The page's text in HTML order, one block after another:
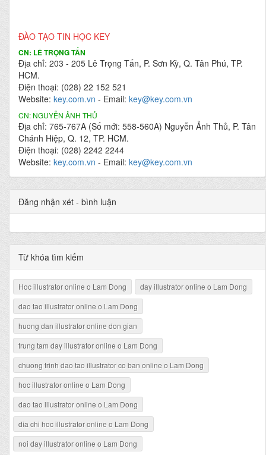
ĐÀO TẠO TIN HỌC KEY
CN: LÊ TRỌNG TẤN
Địa chỉ: 203 - 205 Lê Trọng Tấn, P. Sơn Kỳ, Q. Tân Phú, TP.
HCM.
Điện thoại: (028) 22 152 521
Website: key.com.vn - Email: key@key.com.vn
CN: NGUYỄN ẢNH THỦ
Địa chỉ: 765-767A (Số mới: 558-560A) Nguyễn Ảnh Thủ, P. Tân
Chánh Hiệp, Q. 12, TP. HCM.
Điện thoại: (028) 2242 2244
Website: key.com.vn - Email: key@key.com.vn
Đăng nhận xét - bình luận
Từ khóa tìm kiếm
Hoc illustrator online o Lam Dong
day illustrator online o Lam Dong
dao tao illustrator online o Lam Dong
huong dan illustrator online don gian
trung tam day illustrator online o Lam Dong
chuong trinh dao tao illustrator co ban online o Lam Dong
hoc illustrator online o Lam Dong
dao tao illustrator online o Lam Dong
dia chi hoc illustrator online o Lam Dong
noi day illustrator online o Lam Dong